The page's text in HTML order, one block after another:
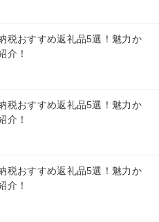
税おすすめ返礼品5選！魅力か
介！
税おすすめ返礼品5選！魅力か
介！
税おすすめ返礼品5選！魅力か
介！